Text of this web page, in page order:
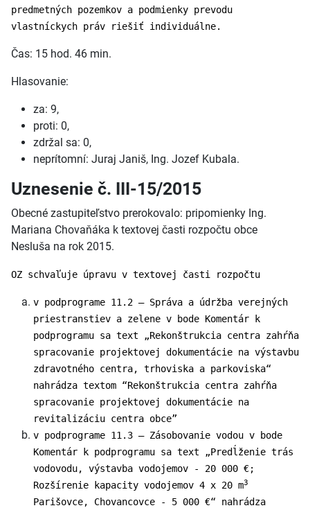
predmetných pozemkov a podmienky prevodu
vlastníckych práv riešiť individuálne.
Čas: 15 hod. 46 min.
Hlasovanie:
za: 9,
proti: 0,
zdržal sa: 0,
neprítomní: Juraj Janiš, Ing. Jozef Kubala.
Uznesenie č. III-15/2015
Obecné zastupiteľstvo prerokovalo: pripomienky Ing.
Mariana Chovaňáka k textovej časti rozpočtu obce
Nesluša na rok 2015.
OZ schvaľuje úpravu v textovej časti rozpočtu
v podprograme 11.2 – Správa a údržba verejných
priestranstiev a zelene v bode Komentár k
podprogramu sa text „Rekonštrukcia centra zahŕňa
spracovanie projektovej dokumentácie na výstavbu
zdravotného centra, trhoviska a parkoviska“
nahrádza textom “Rekonštrukcia centra zahŕňa
spracovanie projektovej dokumentácie na
revitalizáciu centra obce”
v podprograme 11.3 – Zásobovanie vodou v bode
Komentár k podprogramu sa text „Predĺženie trás
vodovodu, výstavba vodojemov - 20 000 €;
Rozšírenie kapacity vodojemov 4 x 20 m3
Parišovce, Chovancovce - 5 000 €“ nahrádza